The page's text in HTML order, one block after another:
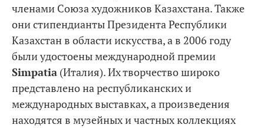
членами Союза художников Казахстана. Также
они стипендианты Президента Республики
Казахстан в области искусства, а в 2006 году
были удостоены международной премии
Simpatia (Италия). Их творчество широко
представлено на республиканских и
международных выставках, а произведения
находятся в музейных и частных коллекциях